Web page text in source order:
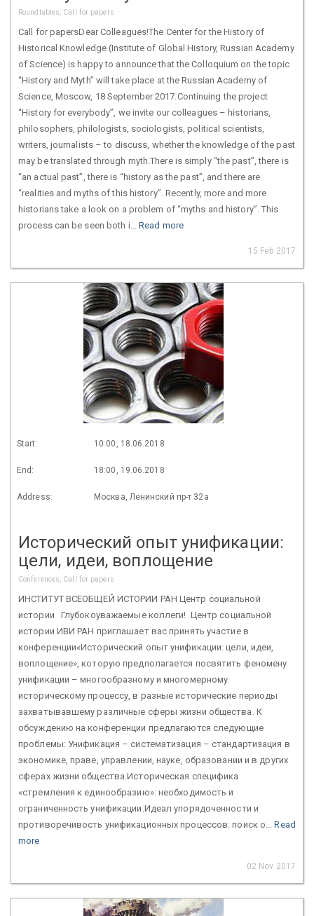
Roundtables, Call for papers
Call for papersDear Colleagues!The Center for the History of
Historical Knowledge (Institute of Global History, Russian Academy
of Science) is happy to announce that the Colloquium on the topic
“History and Myth” will take place at the Russian Academy of
Science, Moscow, 18 September 2017.Continuing the project
“History for everybody”, we invite our colleagues – historians,
philosophers, philologists, sociologists, political scientists,
writers, journalists – to discuss, whether the knowledge of the past
may be translated through myth.There is simply “the past”, there is
“an actual past”, there is “history as the past”, and there are
“realities and myths of this history”. Recently, more and more
historians take a look on a problem of “myths and history”. This
process can be seen both i...Read more
15 Feb 2017
Start: 10:00, 18.06.2018
End: 18:00, 19.06.2018
Address: Москва, Ленинский пр-т 32а
Исторический опыт унификации:
цели, идеи, воплощение
Conferences, Call for papers
ИНСТИТУТ ВСЕОБЩЕЙ ИСТОРИИ РАН Центр социальной
истории Глубокоуважаемые коллеги! Центр социальной
истории ИВИ РАН приглашает вас принять участие в
конференции«Исторический опыт унификации: цели, идеи,
воплощение», которую предполагается посвятить феномену
унификации – многообразному и многомерному
историческому процессу, в разные исторические периоды
захватывавшему различные сферы жизни общества. К
обсуждению на конференции предлагаются следующие
проблемы: Унификация – систематизация – стандартизация в
экономике, праве, управлении, науке, образовании и в других
сферах жизни общества.Историческая специфика
«стремления к единообразию»: необходимость и
ограниченность унификации.Идеал упорядоченности и
противоречивость унификационных процессов: поиск о...Read
more
02 Nov 2017